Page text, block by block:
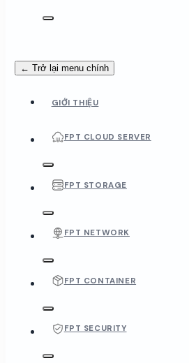
← Trở lại menu chính
GIỚI THIỆU
FPT CLOUD SERVER
FPT STORAGE
FPT NETWORK
FPT CONTAINER
FPT SECURITY